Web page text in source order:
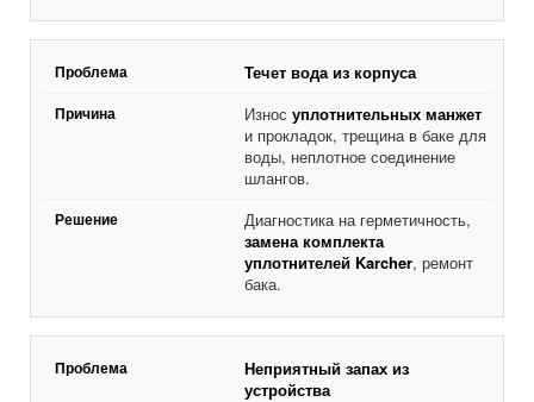
Течет вода из корпуса
Износуплотнительных манжет
и прокладок, трещина в баке для
воды, неплотное соединение
шлангов.
Диагностика на герметичность,
замена комплекта
уплотнителей Karcher, ремонт
бака.
Неприятный запах из
устройства